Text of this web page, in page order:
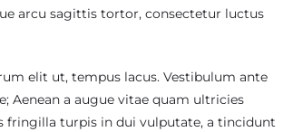
arcu sagittis tortor, consectetur luctus
elit ut, tempus lacus. Vestibulum ante
Aenean a augue vitae quam ultricies
fringilla turpis in dui vulputate, a tincidunt